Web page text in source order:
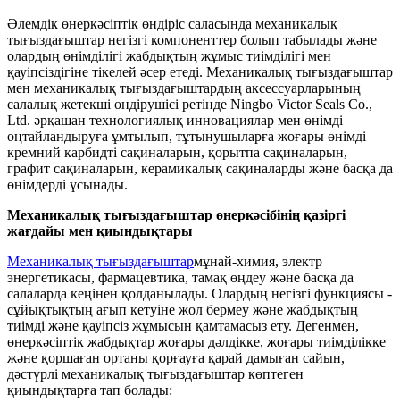
Әлемдік өнеркәсіптік өндіріс саласында механикалық
тығыздағыштар негізгі компоненттер болып табылады және
олардың өнімділігі жабдықтың жұмыс тиімділігі мен
қауіпсіздігіне тікелей әсер етеді. Механикалық тығыздағыштар
мен механикалық тығыздағыштардың аксессуарларының
салалық жетекші өндірушісі ретінде Ningbo Victor Seals Co.,
Ltd. әрқашан технологиялық инновациялар мен өнімді
оңтайландыруға ұмтылып, тұтынушыларға жоғары өнімді
кремний карбидті сақиналарын, қорытпа сақиналарын,
графит сақиналарын, керамикалық сақиналарды және басқа да
өнімдерді ұсынады.
Механикалық тығыздағыштар өнеркәсібінің қазіргі
жағдайы мен қиындықтары
Механикалық тығыздағыштармұнай-химия, электр
энергетикасы, фармацевтика, тамақ өңдеу және басқа да
салаларда кеңінен қолданылады. Олардың негізгі функциясы -
сұйықтықтың ағып кетуіне жол бермеу және жабдықтың
тиімді және қауіпсіз жұмысын қамтамасыз ету. Дегенмен,
өнеркәсіптік жабдықтар жоғары дәлдікке, жоғары тиімділікке
және қоршаған ортаны қорғауға қарай дамыған сайын,
дәстүрлі механикалық тығыздағыштар көптеген
қиындықтарға тап болады: